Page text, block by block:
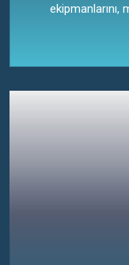
ekipmanlarını,